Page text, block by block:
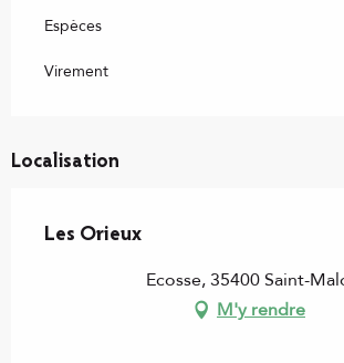
Espèces
Virement
Localisation
Les Orieux
Ecosse, 35400 Saint-
M'y rendre